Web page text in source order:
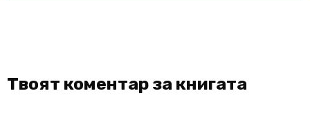
Твоят коментар за книгата